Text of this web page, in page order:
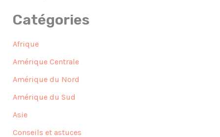
Catégories
Afrique
Amérique Centrale
Amérique du Nord
Amérique du Sud
Asie
Conseils et astuces